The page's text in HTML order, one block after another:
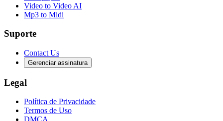
Video to Video AI
Mp3 to Midi
Suporte
Contact Us
Gerenciar assinatura
Legal
Política de Privacidade
Termos de Uso